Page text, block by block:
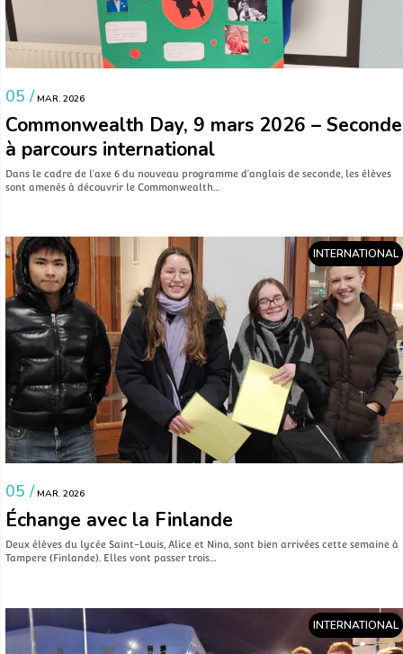
05 / MAR. 2026
Commonwealth Day, 9 mars 2026 – Seconde
à parcours international
Dans le cadre de l’axe 6 du nouveau programme d’anglais de seconde, les élèves
sont amenés à découvrir le Commonwealth…
INTERNATIONAL
05 / MAR. 2026
Échange avec la Finlande
Deux élèves du lycée Saint-Louis, Alice et Nina, sont bien arrivées cette semaine à
Tampere (Finlande). Elles vont passer trois…
INTERNATIONAL